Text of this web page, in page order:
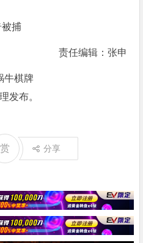
捕
责任编辑：张申
牛棋牌
发布。
赏 分享